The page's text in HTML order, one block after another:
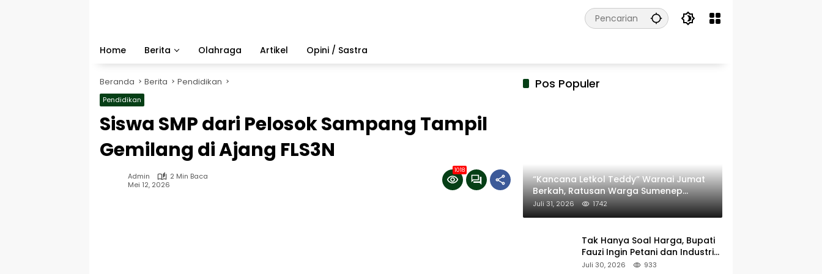
Home
Berita Olahraga Artikel Opini / Sastra
Beranda Berita Pendidikan
Pendidikan
Siswa SMP dari Pelosok Sampang Tampil
Gemilang di Ajang FLS3N
Admin
2 Min Baca
Mei 12, 2026
1018
Pos Populer
“Kancana Letkol Teddy” Warnai Jumat
Berkah, Ratusan Warga Sumenep
Terima Nasi Bungkus
Juli 31, 2026 1742
Tak Hanya Soal Harga, Bupati
Fauzi Ingin Petani dan Industri
Rokok Tumbuh Bersama
Juli 30, 2026 933